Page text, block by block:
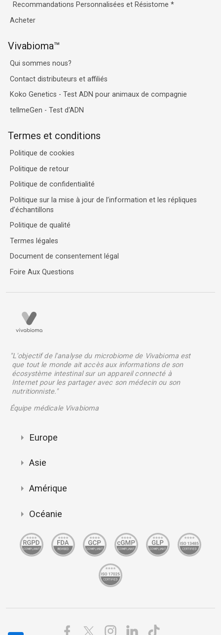
Recommandations Personnalisées et Résistome*
Acheter
Vivabioma™
Qui sommes nous?
Contact distributeurs et affiliés
Koko Genetics - Test ADN pour animaux de compagnie
tellmeGen - Test d'ADN
Termes et conditions
Politique de cookies
Politique de retour
Politique de confidentialité
Politique sur la mise à jour de l’information et les répliques
d’échantillons
Politique de qualité
Termes légales
Document de consentement légal
Foire Aux Questions
"L'objectif de l'analyse du microbiome de Vivabioma est
que tout le monde ait accès aux informations de son
écosystème intestinal sur un appareil connecté à
Internet pour les partager avec son médecin ou son
nutritionniste."
Équipe médicale Vivabioma
Europe
Asie
Amérique
Océanie